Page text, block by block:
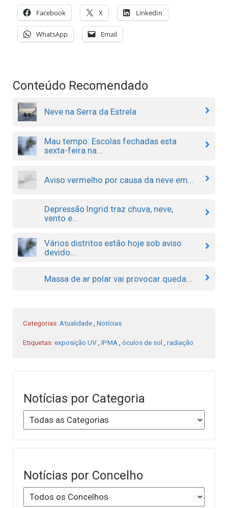
Facebook X LinkedIn
WhatsApp Email
Conteúdo Recomendado
Neve na Serra da Estrela
Mau tempo: Escolas fechadas esta
sexta-feira na...
Aviso vermelho por causa da neve em...
Depressão Ingrid traz chuva, neve,
vento e...
Vários distritos estão hoje sob aviso
devido...
Massa de ar polar vai provocar queda...
Categorias: Atualidade, Notícias
Etiquetas: exposição UV, IPMA, óculos de sol , radiação
Notícias por Categoria
Notícias por Concelho